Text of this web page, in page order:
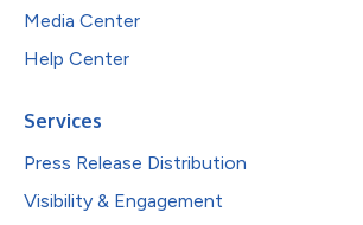
Media Center
Help Center
Services
Press Release Distribution
Visibility & Engagement